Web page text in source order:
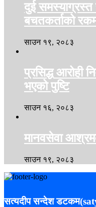
दुई
बचतकर्ताको रकम
साउन १९, २०८३
प्रसिद्ध आरोही
भएको पुष्टि
साउन १६, २०८३
मानवसेवा
साउन १९, २०८३
सत्यदीप सन्देश